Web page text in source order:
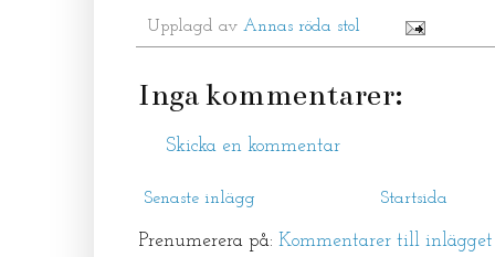
Upplagd av Annas röda stol
Inga kommentarer:
Skicka en kommentar
Senaste inlägg Startsida
Prenumerera på: Kommentarer till